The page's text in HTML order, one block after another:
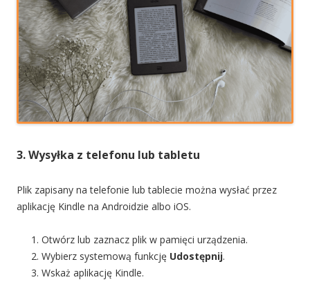
3. Wysyłka z telefonu lub tabletu
Plik zapisany na telefonie lub tablecie można wysłać przez
aplikację Kindle na Androidzie albo iOS.
Otwórz lub zaznacz plik w pamięci urządzenia.
Wybierz systemową funkcję Udostępnij.
Wskaż aplikację Kindle.